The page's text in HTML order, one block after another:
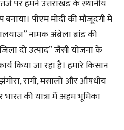
पर हमने उत्तराखंड के स्थानीय
पीएम मोदी की मौजूदगी में
नामक अंब्रेला ब्रांड की
दो उत्पाद” जैसी योजना के
किया जा रहा है। हमारे किसान
रागी, मसालों और औषधीय
भारत की यात्रा में अहम भूमिका